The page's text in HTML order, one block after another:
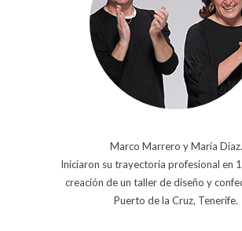
Marco Marrero y María Díaz.
Iniciaron su trayectoria profesional en
creación de un taller de diseño y
Puerto de la Cruz, Tenerife.